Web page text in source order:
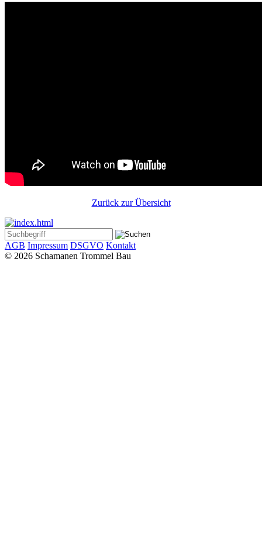
Zurück zur Übersicht
AGB Impressum DSGVO Kontakt
© 2026 Schamanen Trommel Bau